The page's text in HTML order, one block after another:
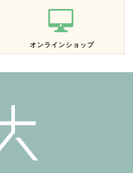
オンラインショップ